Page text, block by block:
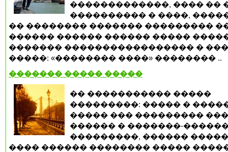
�������������, ���� ��
���������� � ����,
�� �������� ������� ���������
������ ������ ������ �����
������� ����������������� �
�����: «�������� ����» �������� ..
������� ����� �����
�� ����������� �����
���������: ����� �
����� ��� ���������
������ � �������-
���������, ������
���� ������ �������� �����